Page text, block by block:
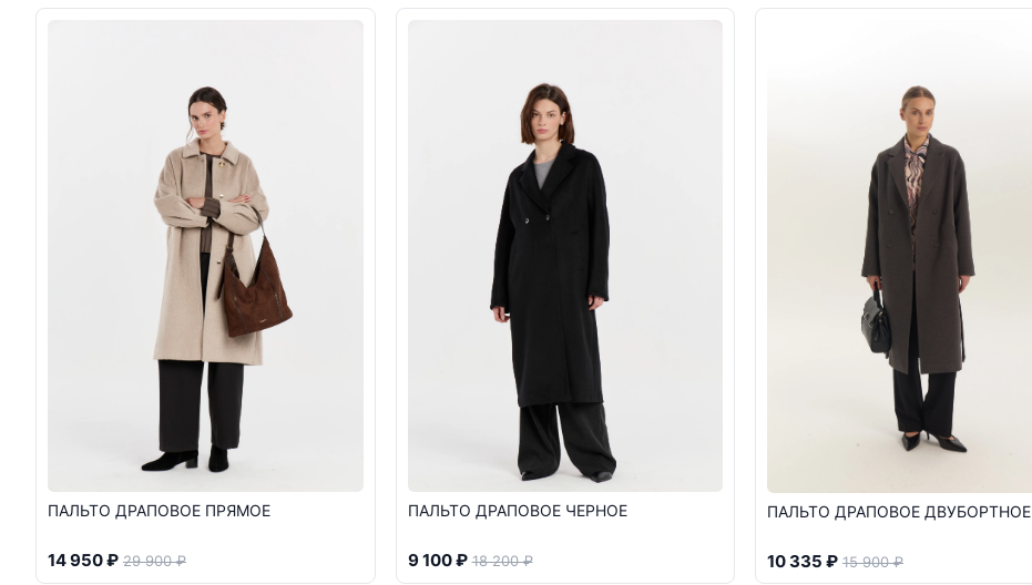
ПАЛЬТО ДРАПОВОЕ ПРЯМОЕ
14 950 ₽ 29 900 ₽
ПАЛЬТО ДРАПОВОЕ ЧЕРНОЕ
9 100 ₽ 18 200 ₽
ПАЛЬТО ДРАПОВОЕ ДВУБОРТНОЕ
10 335 ₽ 15 900 ₽